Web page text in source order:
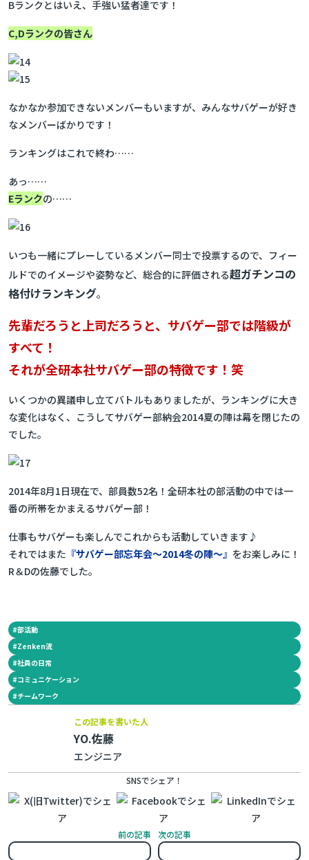
Bランクとはいえ、手強い猛者達です！
C,Dランクの皆さん
なかなか参加できないメンバーもいますが、みんなサバゲーが好き
なメンバーばかりです！
ランキングはこれで終わ……
あっ……
Eランクの……
いつも一緒にプレーしているメンバー同士で投票するので、フィー
ルドでのイメージや姿勢など、総合的に評価される超ガチンコの
格付けランキング。
先輩だろうと上司だろうと、サバゲー部では階級が
すべて！
それが全研本社サバゲー部の特徴です！笑
いくつかの異議申し立てバトルもありましたが、ランキングに大き
な変化はなく、こうしてサバゲー部納会2014夏の陣は幕を閉じたの
でした。
2014年8月1日現在で、部員数52名！全研本社の部活動の中では一
番の所帯をかまえるサバゲー部！
仕事もサバゲーも楽しんでこれからも活動していきます♪
それではまた 『サバゲー部忘年会～2014冬の陣～』 をお楽しみに！
R＆Dの佐藤でした。
#部活動
#Zenken流
#社員の日常
#コミュニケーション
#チームワーク
この記事を書いた人
YO.佐藤
エンジニア
SNSでシェア！
前の記事 次の記事